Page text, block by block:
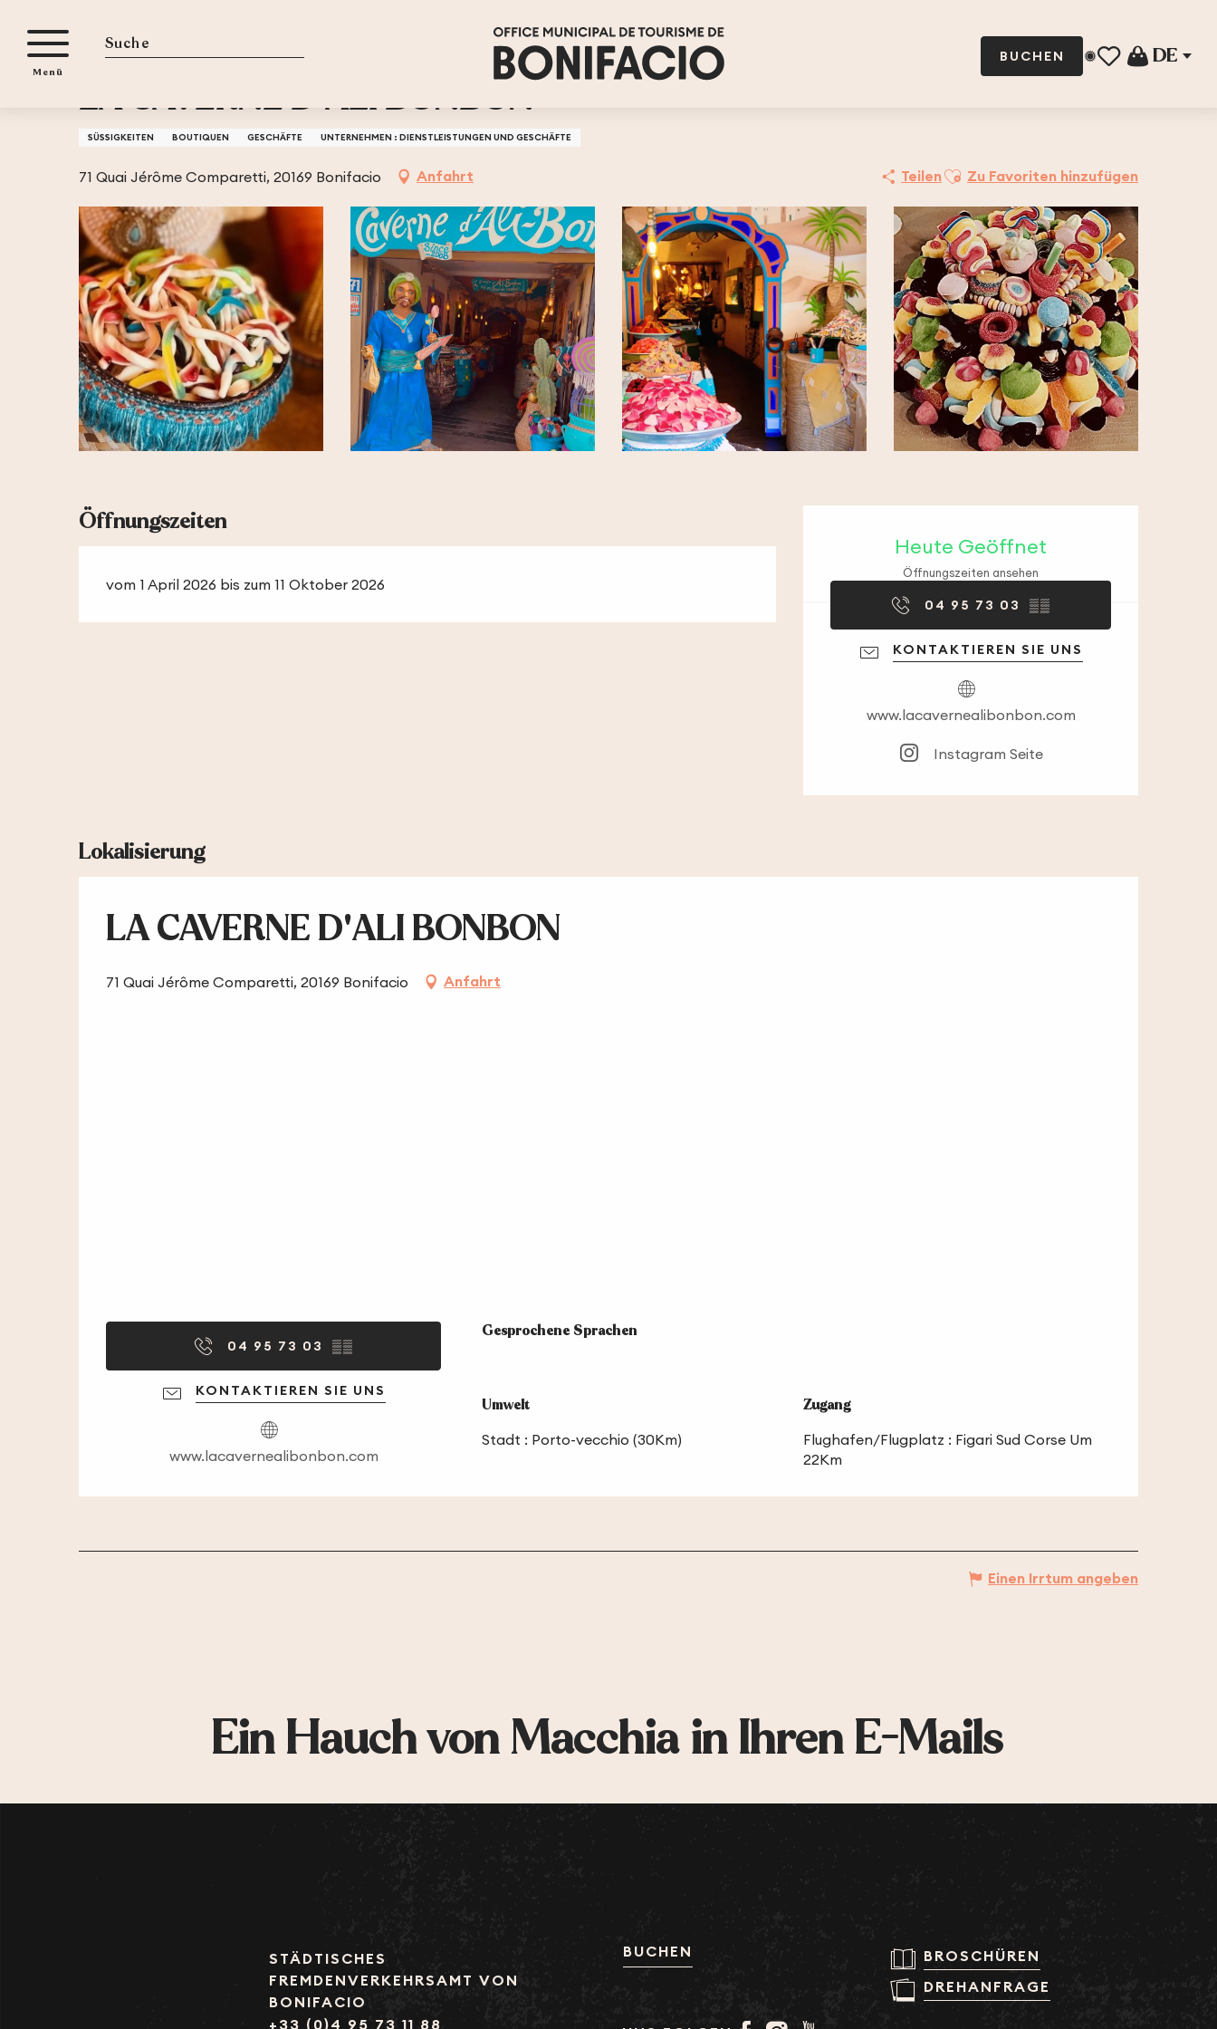
contenu
principal
BUCHEN
Suche DE
Menü
LA CAVERNE D'ALI BONBON
SÜSSIGKEITEN BOUTIQUEN GESCHÄFTE UNTERNEHMEN : DIENSTLEISTUNGEN UND GESCHÄFTE
71 Quai Jérôme Comparetti, 20169 Bonifacio Anfahrt TeilenAjouter aux favoris
Zu Favoriten hinzufügen
Öffnungszeiten
Heute Geöffnet
Öffnungszeiten ansehen
04 95 73 03 ▒▒
KONTAKTIEREN SIE UNS
www.lacavernealibonbon.com
Instagram Seite
Öffnungszeiten
vom 1 April 2026 bis zum 11 Oktober 2026
Lokalisierung
LA CAVERNE D'ALI BONBON
71 Quai Jérôme Comparetti, 20169 Bonifacio Anfahrt
04 95 73 03 ▒▒
KONTAKTIEREN SIE UNS
www.lacavernealibonbon.com
Gesprochene Sprachen
Gesprochene Sprachen
Umwelt
Umwelt
Stadt : Porto-vecchio (30Km)
Zugang
Zugang
Flughafen/Flugplatz : Figari Sud Corse Um
22Km
Einen Irrtum angeben
Ein Hauch von Macchia in Ihren E-Mails
STÄDTISCHES
FREMDENVERKEHRSAMT VON
BONIFACIO
BUCHEN
BROSCHÜREN
DREHANFRAGE